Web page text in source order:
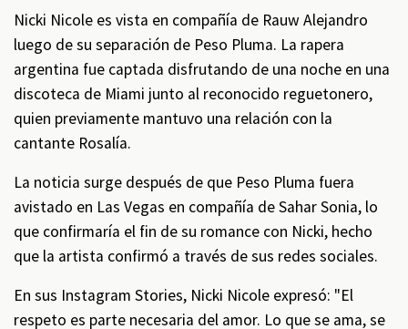
Nicki Nicole es vista en compañía de Rauw Alejandro
luego de su separación de Peso Pluma. La rapera
argentina fue captada disfrutando de una noche en una
discoteca de Miami junto al reconocido reguetonero,
quien previamente mantuvo una relación con la
cantante Rosalía.
La noticia surge después de que Peso Pluma fuera
avistado en Las Vegas en compañía de Sahar Sonia, lo
que confirmaría el fin de su romance con Nicki, hecho
que la artista confirmó a través de sus redes sociales.
En sus Instagram Stories, Nicki Nicole expresó: "El
respeto es parte necesaria del amor. Lo que se ama, se